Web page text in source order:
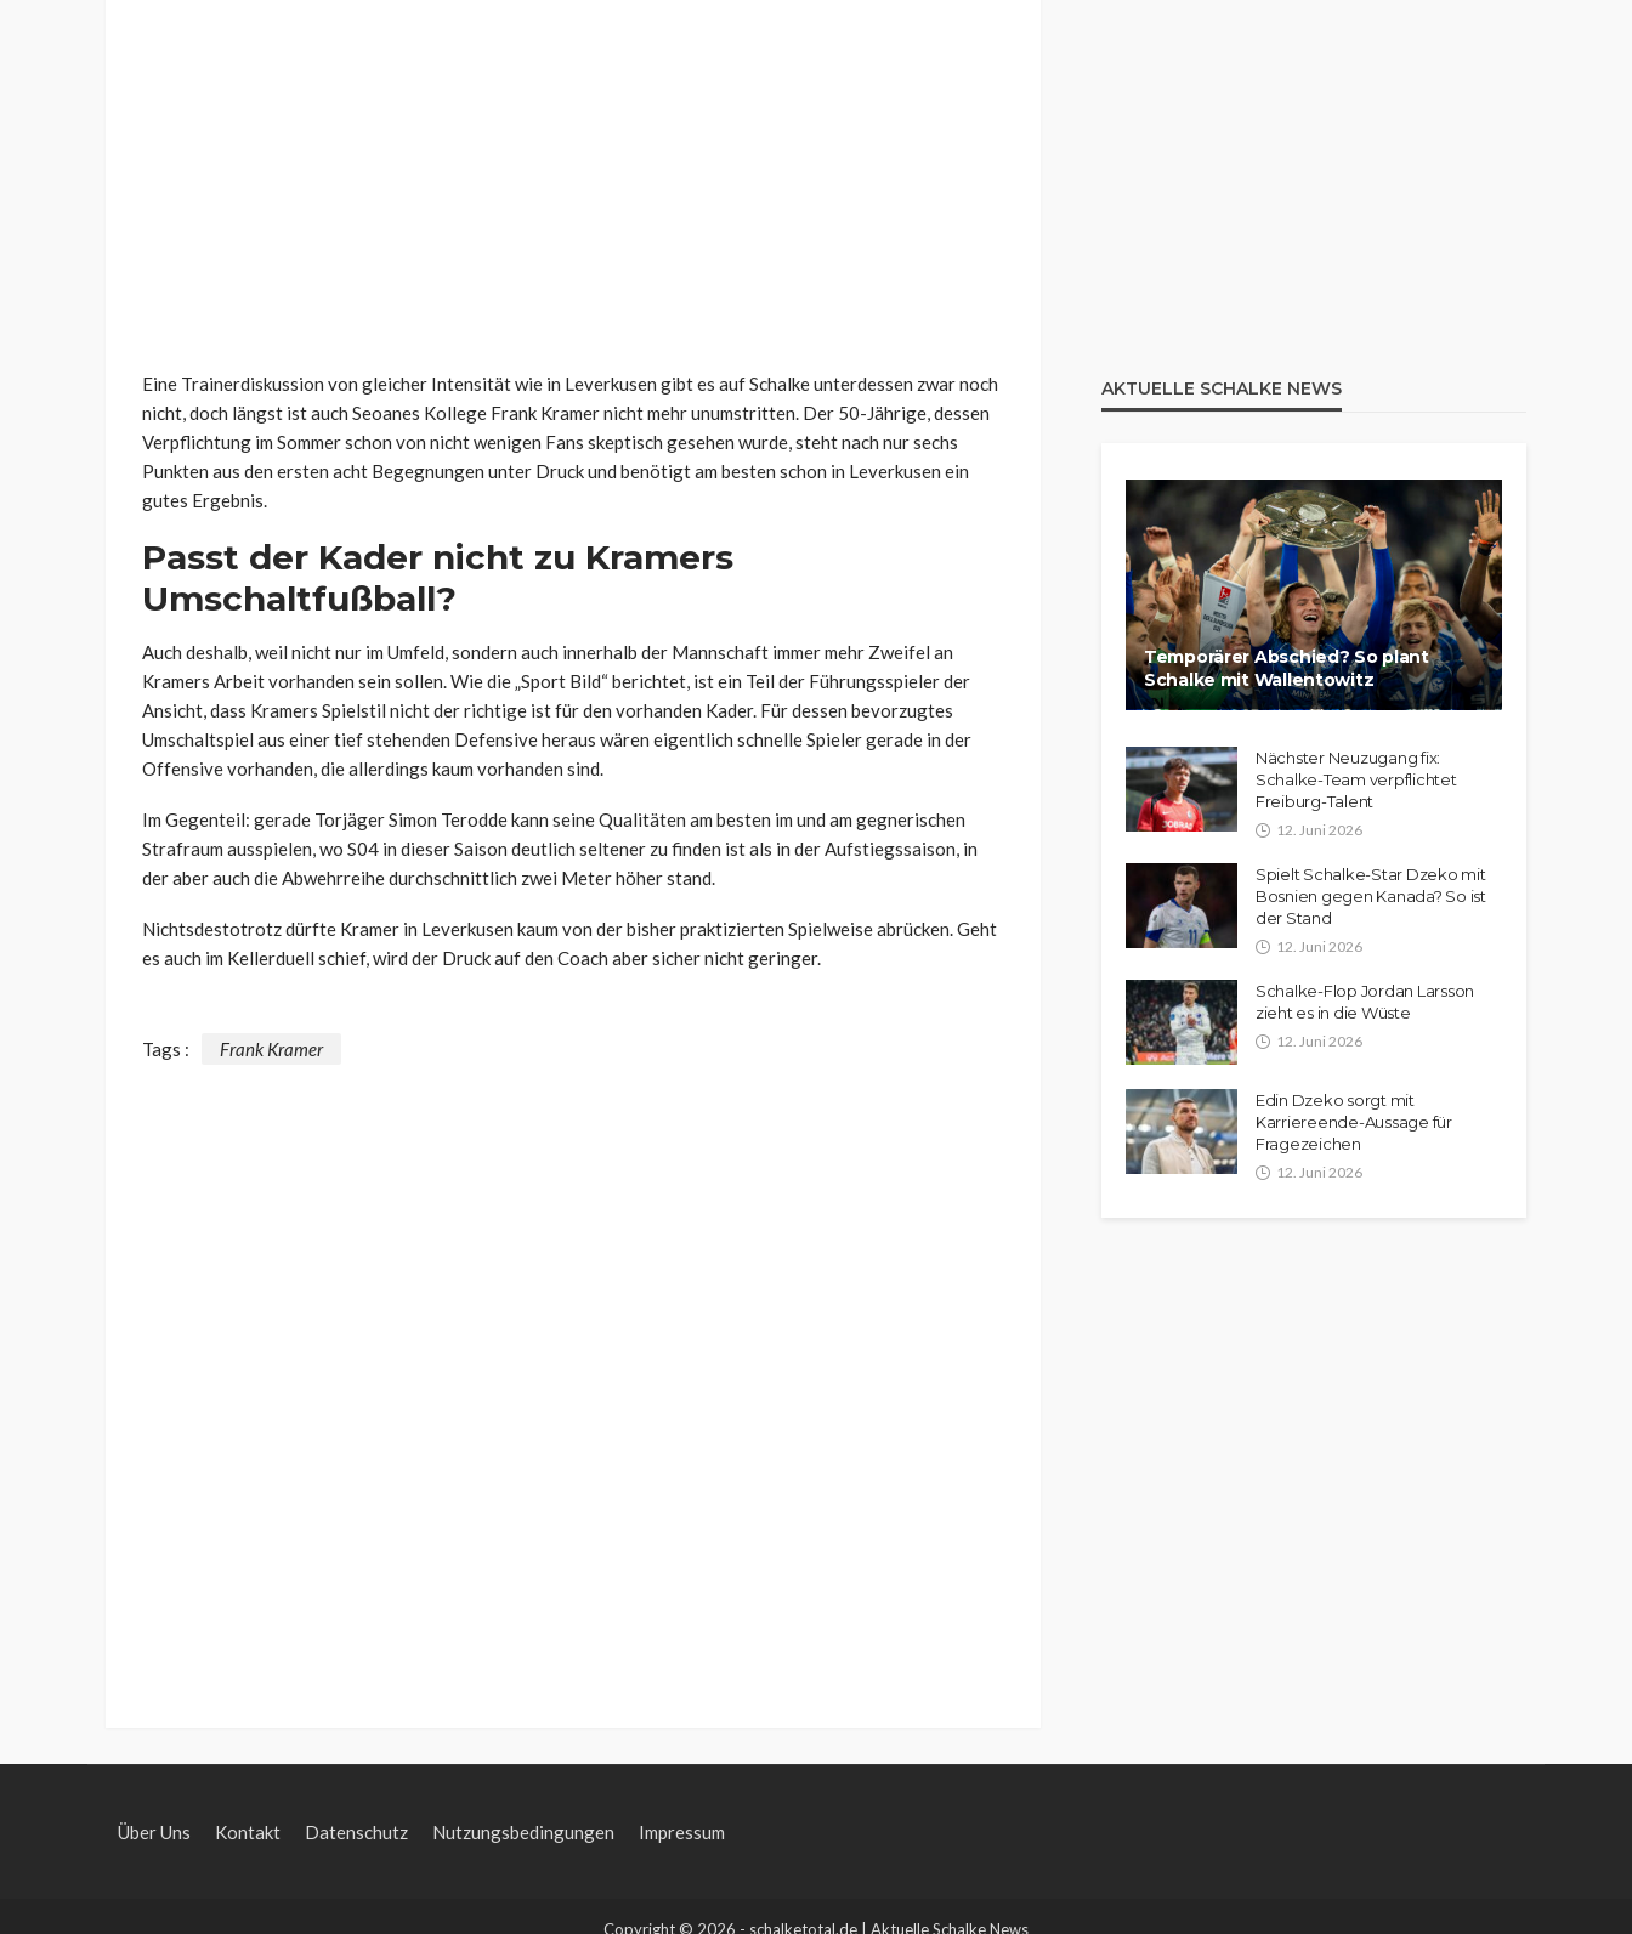
Eine Trainerdiskussion von gleicher Intensität wie in Leverkusen gibt es auf Schalke unterdessen zwar noch
nicht, doch längst ist auch Seoanes Kollege Frank Kramer nicht mehr unumstritten. Der 50-Jährige, dessen
Verpflichtung im Sommer schon von nicht wenigen Fans skeptisch gesehen wurde, steht nach nur sechs
Punkten aus den ersten acht Begegnungen unter Druck und benötigt am besten schon in Leverkusen ein
gutes Ergebnis.
Passt der Kader nicht zu Kramers
Umschaltfußball?
Auch deshalb, weil nicht nur im Umfeld, sondern auch innerhalb der Mannschaft immer mehr Zweifel an
Kramers Arbeit vorhanden sein sollen. Wie die „Sport Bild“ berichtet, ist ein Teil der Führungsspieler der
Ansicht, dass Kramers Spielstil nicht der richtige ist für den vorhanden Kader. Für dessen bevorzugtes
Umschaltspiel aus einer tief stehenden Defensive heraus wären eigentlich schnelle Spieler gerade in der
Offensive vorhanden, die allerdings kaum vorhanden sind.
Im Gegenteil: gerade Torjäger Simon Terodde kann seine Qualitäten am besten im und am gegnerischen
Strafraum ausspielen, wo S04 in dieser Saison deutlich seltener zu finden ist als in der Aufstiegssaison, in
der aber auch die Abwehrreihe durchschnittlich zwei Meter höher stand.
Nichtsdestotrotz dürfte Kramer in Leverkusen kaum von der bisher praktizierten Spielweise abrücken. Geht
es auch im Kellerduell schief, wird der Druck auf den Coach aber sicher nicht geringer.
Tags : Frank Kramer
AKTUELLE SCHALKE NEWS
Temporärer Abschied? So plant
Schalke mit Wallentowitz
Nächster Neuzugang fix:
Schalke-Team verpflichtet
Freiburg-Talent
12. Juni 2026
Spielt Schalke-Star Dzeko mit
Bosnien gegen Kanada? So ist
der Stand
12. Juni 2026
Schalke-Flop Jordan Larsson
zieht es in die Wüste
12. Juni 2026
Edin Dzeko sorgt mit
Karriereende-Aussage für
Fragezeichen
12. Juni 2026
Über Uns Kontakt Datenschutz Nutzungsbedingungen Impressum
Copyright © 2026 - schalketotal.de | Aktuelle Schalke News